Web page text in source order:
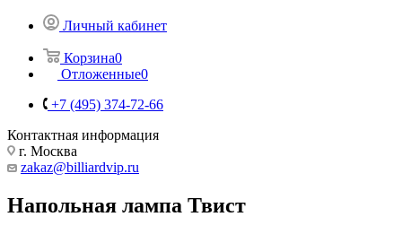
Личный кабинет
Корзина0
Отложенные0
+7 (495) 374-72-66
Контактная информация
г. Москва
zakaz@billiardvip.ru
Напольная лампа Твист